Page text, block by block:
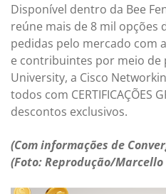
Disponível dentro da Bee
reúne mais de 8 mil opções
pedidas pelo mercado com
e contribuintes por meio de
University, a Cisco
todos com CERTIFICAÇÕES
descontos exclusivos.
(Com informações de
(Foto: Reprodução/